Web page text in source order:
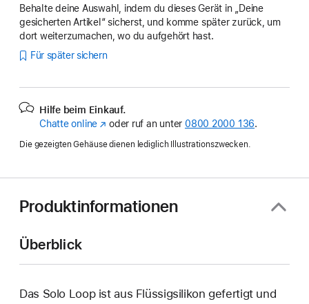
Behalte deine Auswahl, indem du dieses Gerät in „Deine
gesicherten Artikel“ sicherst, und komme später zurück, um
dort weiterzumachen, wo du aufgehört hast.
Für später sichern
Hilfe beim Einkauf.
Chatte online (Öffnet
neues
oder ruf an unter 0800 2000 136.
Die gezeigten Gehäuse dienen lediglich Illustrationszwecken.
Produktinformationen
Überblick
Das Solo Loop ist aus Flüssigsilikon gefertigt und